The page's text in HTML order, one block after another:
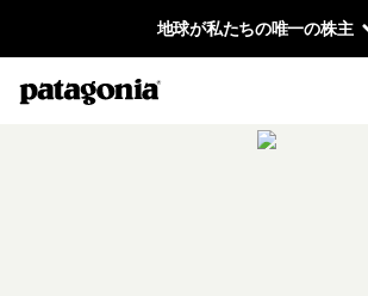
地球が私たちの唯一の株主